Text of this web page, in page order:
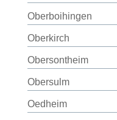
Oberboihingen
Oberkirch
Obersontheim
Obersulm
Oedheim